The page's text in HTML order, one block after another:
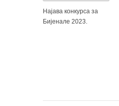
Најава конкурса за
Бијенале 2023.